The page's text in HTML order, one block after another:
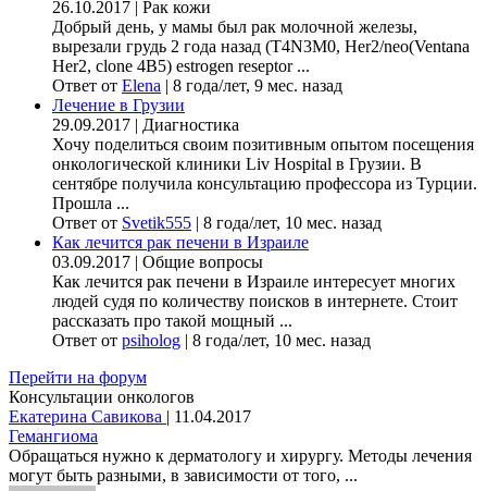
26.10.2017 | Рак кожи
Добрый день, у мамы был рак молочной железы,
вырезали грудь 2 года назад (Т4N3M0, Her2/neo(Ventana
Her2, clone 4B5) estrogen reseptor ...
Ответ от Elena | 8 года/лет, 9 мес. назад
Лечение в Грузии
29.09.2017 | Диагностика
Хочу поделиться своим позитивным опытом посещения
онкологической клиники Liv Hospital в Грузии. В
сентябре получила консультацию профессора из Турции.
Прошла ...
Ответ от Svetik555 | 8 года/лет, 10 мес. назад
Как лечится рак печени в Израиле
03.09.2017 | Общие вопросы
Как лечится рак печени в Израиле интересует многих
людей судя по количеству поисков в интернете. Стоит
рассказать про такой мощный ...
Ответ от psiholog | 8 года/лет, 10 мес. назад
Перейти на форум
Консультации онкологов
Екатерина Савикова | 11.04.2017
Гемангиома
Обращаться нужно к дерматологу и хирургу. Методы лечения
могут быть разными, в зависимости от того, ...